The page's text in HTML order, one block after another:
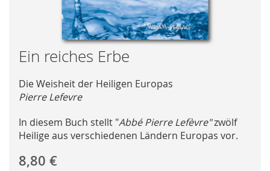
Skip
to
the
beginning
of
the
images
gallery
Ein reiches Erbe
Die Weisheit der Heiligen Europas
Pierre Lefevre
In diesem Buch stellt "Abbé Pierre Lefèvre"zwölf
Heilige aus verschiedenen Ländern Europas vor.
8,80 €